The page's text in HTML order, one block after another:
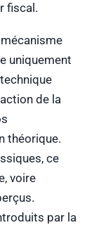
fiscal.
uniquement
de la
théorique.
ce
voire
par la